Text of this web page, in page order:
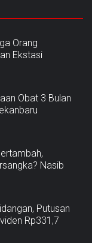
Orang
Ekstasi
Obat 3 Bulan
Nasib
Putusan
Rp331,7